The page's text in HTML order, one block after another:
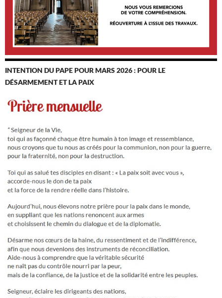
INTENTION DU PAPE POUR MARS 2026 : POUR LE
DÉSARMEMENT ET LA PAIX